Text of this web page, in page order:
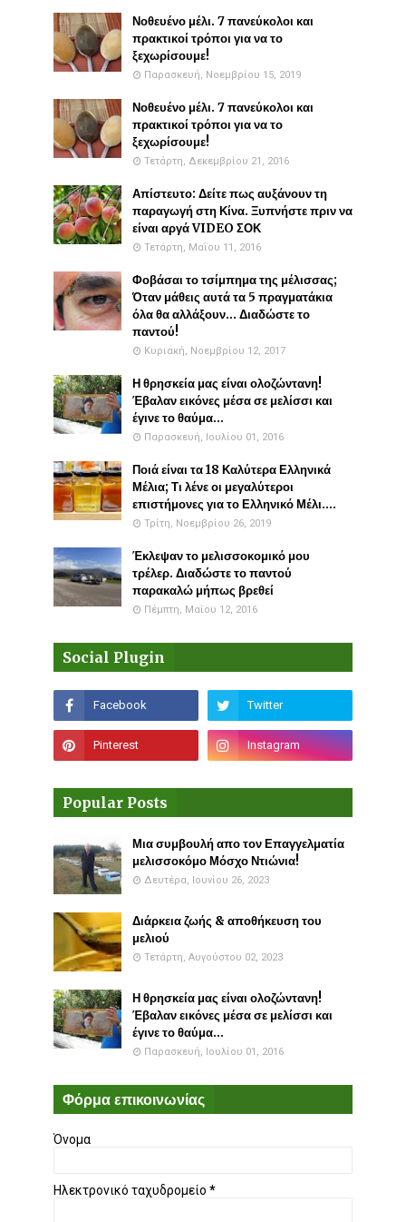
Νοθευένο μέλι. 7 πανεύκολοι και
πρακτικοί τρόποι για να το
ξεχωρίσουμε!
Παρασκευή, Νοεμβρίου 15, 2019
Νοθευένο μέλι. 7 πανεύκολοι και
πρακτικοί τρόποι για να το
ξεχωρίσουμε!
Τετάρτη, Δεκεμβρίου 21, 2016
Απίστευτο: Δείτε πως αυξάνουν τη
παραγωγή στη Κίνα. Ξυπνήστε πριν να
είναι αργά VIDEO ΣΟΚ
Τετάρτη, Μαΐου 11, 2016
Φοβάσαι το τσίμπημα της μέλισσας;
Όταν μάθεις αυτά τα 5 πραγματάκια
όλα θα αλλάξουν... Διαδώστε το
παντού!
Κυριακή, Νοεμβρίου 12, 2017
Η θρησκεία μας είναι ολοζώντανη!
Έβαλαν εικόνες μέσα σε μελίσσι και
έγινε το θαύμα...
Παρασκευή, Ιουλίου 01, 2016
Ποιά είναι τα 18 Καλύτερα Ελληνικά
Μέλια; Τι λένε οι μεγαλύτεροι
επιστήμονες για το Ελληνικό Μέλι....
Τρίτη, Νοεμβρίου 26, 2019
Έκλεψαν το μελισσοκομικό μου
τρέλερ. Διαδώστε το παντού
παρακαλώ μήπως βρεθεί
Πέμπτη, Μαΐου 12, 2016
Social Plugin
Popular Posts
Μια συμβουλή απο τον Επαγγελματία
μελισσοκόμο Μόσχο Ντιώνια!
Δευτέρα, Ιουνίου 26, 2023
Διάρκεια ζωής & αποθήκευση του
μελιού
Τετάρτη, Αυγούστου 02, 2023
Η θρησκεία μας είναι ολοζώντανη!
Έβαλαν εικόνες μέσα σε μελίσσι και
έγινε το θαύμα...
Παρασκευή, Ιουλίου 01, 2016
Φόρμα επικοινωνίας
Όνομα
Ηλεκτρονικό ταχυδρομείο *